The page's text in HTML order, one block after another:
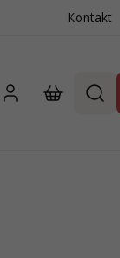
Kontakt